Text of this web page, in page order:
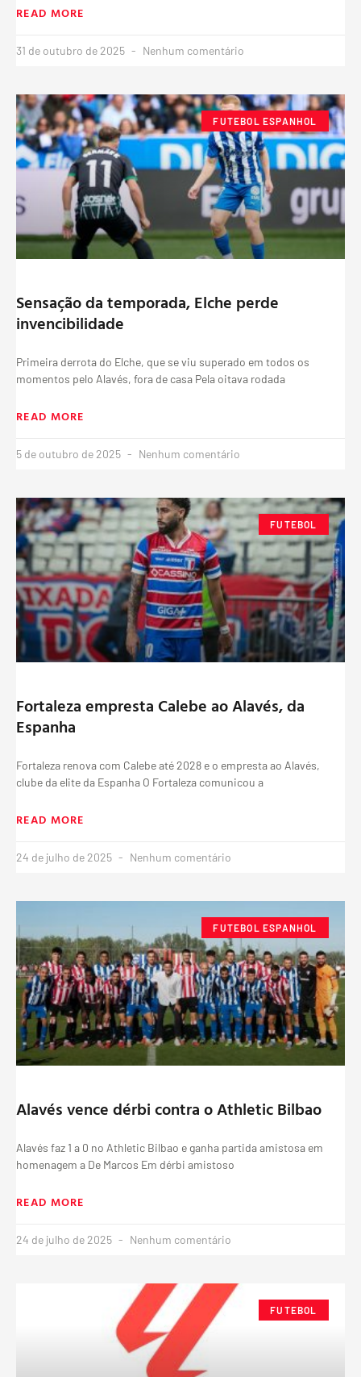
READ MORE
31 de outubro de 2025 Nenhum comentário
FUTEBOL ESPANHOL
Sensação da temporada, Elche perde
invencibilidade
Primeira derrota do Elche, que se viu superado em todos os
momentos pelo Alavés, fora de casa Pela oitava rodada
READ MORE
5 de outubro de 2025 Nenhum comentário
FUTEBOL
Fortaleza empresta Calebe ao Alavés, da
Espanha
Fortaleza renova com Calebe até 2028 e o empresta ao Alavés,
clube da elite da Espanha O Fortaleza comunicou a
READ MORE
24 de julho de 2025 Nenhum comentário
FUTEBOL ESPANHOL
Alavés vence dérbi contra o Athletic Bilbao
Alavés faz 1 a 0 no Athletic Bilbao e ganha partida amistosa em
homenagem a De Marcos Em dérbi amistoso
READ MORE
24 de julho de 2025 Nenhum comentário
FUTEBOL